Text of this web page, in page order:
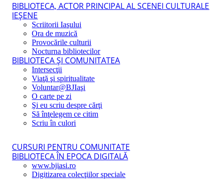
BIBLIOTECA, ACTOR PRINCIPAL AL SCENEI CULTURALE
IEŞENE
Scriitorii Iaşului
Ora de muzică
Provocările culturii
Nocturna bibliotecilor
BIBLIOTECA ŞI COMUNITATEA
Intersecţii
Viaţă şi spiritualitate
Voluntar@BJIaşi
O carte pe zi
Şi eu scriu despre cărţi
Să înţelegem ce citim
Scriu în culori
CURSURI PENTRU COMUNITATE
BIBLIOTECA ÎN EPOCA DIGITALĂ
www.bjiasi.ro
Digitizarea colecţiilor speciale